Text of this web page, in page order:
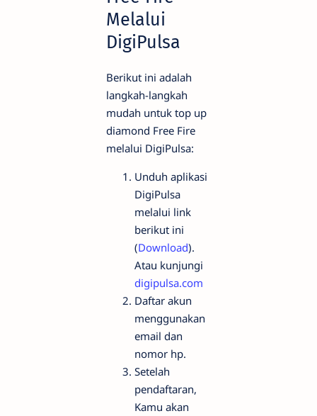
Melalui
DigiPulsa
Berikut ini adalah
langkah-langkah
mudah untuk top up
diamond Free Fire
melalui DigiPulsa:
Unduh aplikasi
DigiPulsa
melalui link
berikut ini
(Download).
Atau kunjungi
digipulsa.com
Daftar akun
menggunakan
email dan
nomor hp.
Setelah
pendaftaran,
Kamu akan